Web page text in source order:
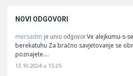
NOVI ODGOVORI
mersadm je unio odgovor Ve alejkumu-s-
berekatuhu Za bračno savjetovanje se
poznajete.…
13.10.2024 u 15:25